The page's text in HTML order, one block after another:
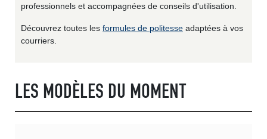
professionnels et accompagnées de conseils d'utilisation.
Découvrez toutes les formules de politesse adaptées à vos
courriers.
LES MODÈLES DU MOMENT